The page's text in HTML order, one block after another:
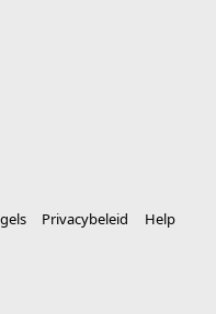
Privacybeleid
Help